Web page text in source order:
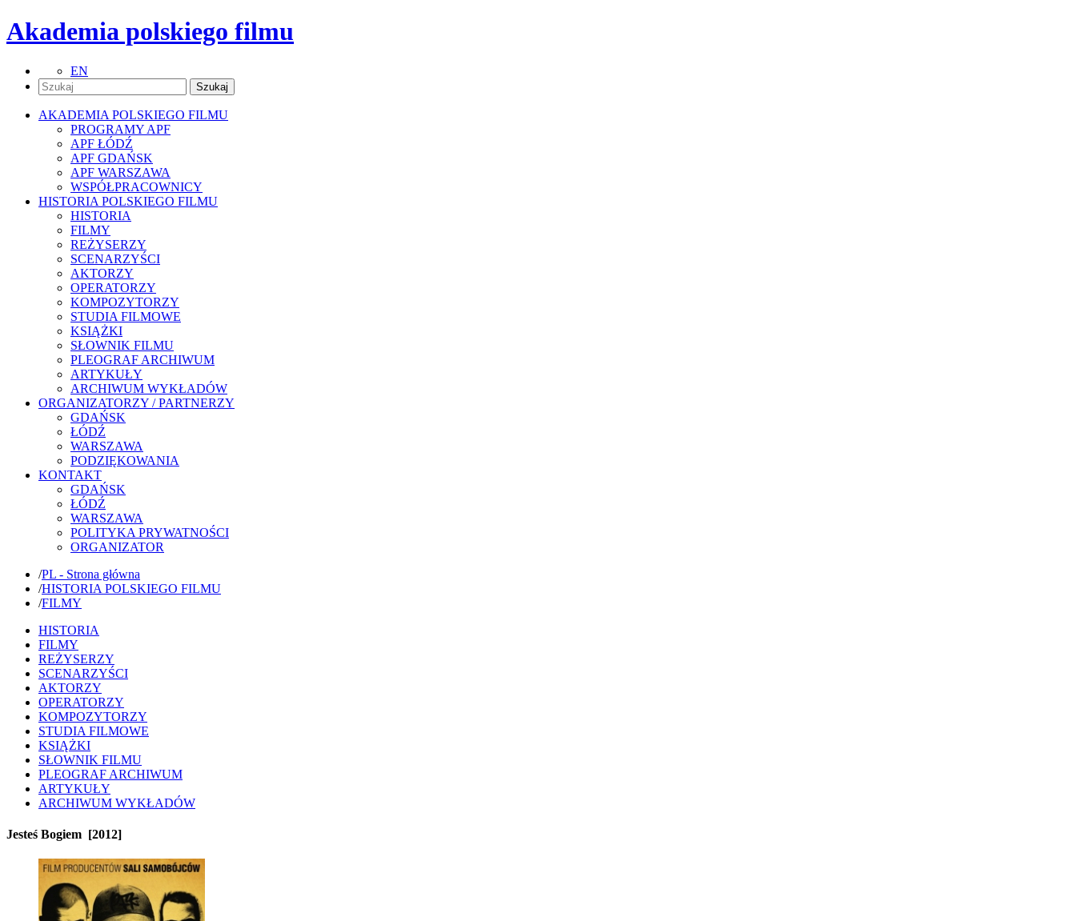
Akademia polskiego filmu
EN
AKADEMIA POLSKIEGO FILMU
PROGRAMY APF
APF ŁÓDŹ
APF GDAŃSK
APF WARSZAWA
WSPÓŁPRACOWNICY
HISTORIA POLSKIEGO FILMU
HISTORIA
FILMY
REŻYSERZY
SCENARZYŚCI
AKTORZY
OPERATORZY
KOMPOZYTORZY
STUDIA FILMOWE
KSIĄŻKI
SŁOWNIK FILMU
PLEOGRAF ARCHIWUM
ARTYKUŁY
ARCHIWUM WYKŁADÓW
ORGANIZATORZY / PARTNERZY
GDAŃSK
ŁÓDŹ
WARSZAWA
PODZIĘKOWANIA
KONTAKT
GDAŃSK
ŁÓDŹ
WARSZAWA
POLITYKA PRYWATNOŚCI
ORGANIZATOR
/PL - Strona główna
/HISTORIA POLSKIEGO FILMU
/FILMY
HISTORIA
FILMY
REŻYSERZY
SCENARZYŚCI
AKTORZY
OPERATORZY
KOMPOZYTORZY
STUDIA FILMOWE
KSIĄŻKI
SŁOWNIK FILMU
PLEOGRAF ARCHIWUM
ARTYKUŁY
ARCHIWUM WYKŁADÓW
Jesteś Bogiem [2012]